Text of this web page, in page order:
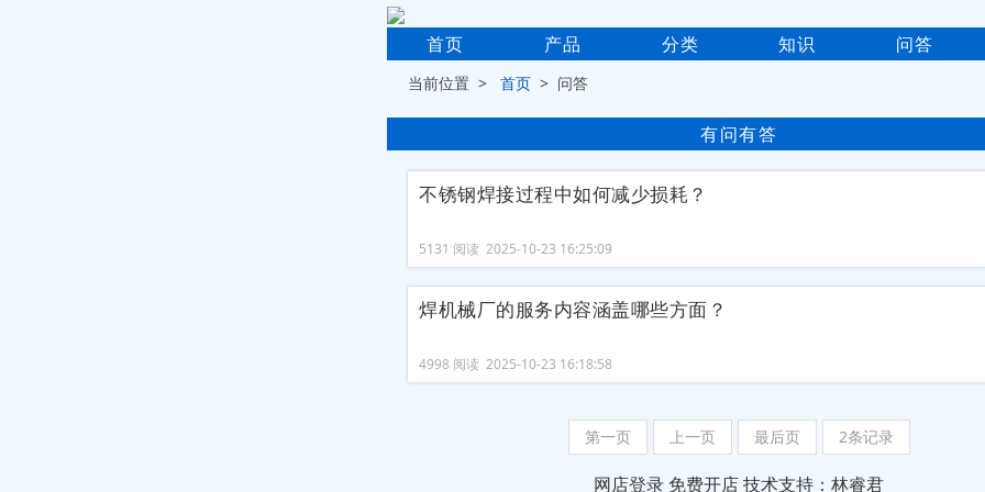
首页 产品 分类 知识 问答
当前位置 >首页 > 问答
有问有答
不锈钢焊接过程中如何减少损耗？
5131 阅读 2025-10-23 16:25:09
焊机械厂的服务内容涵盖哪些方面？
4998 阅读 2025-10-23 16:18:58
第一页 上一页 最后页 2条记录
网店登录 免费开店技术支持：林睿君